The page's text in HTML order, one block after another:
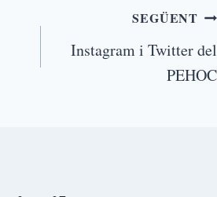
SEGÜENT
Instagram i Twitter del
PEHOC